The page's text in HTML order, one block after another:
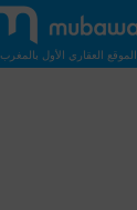
الموقع العقاري الأول بالمغرب